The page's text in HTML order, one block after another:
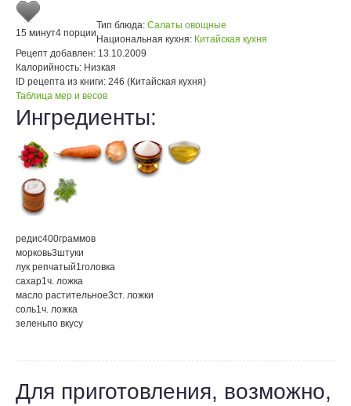
15 минут4 порции
Тип блюда: Салаты овощные
Национальная кухня: Китайская кухня
Рецепт добавлен: 13.10.2009
Калорийность: Низкая
ID рецепта из книги: 246 (Китайская кухня)
Таблица мер и весов
Ингредиенты:
редис400граммов
морковь3штуки
лук репчатый1головка
сахар1ч. ложка
масло растительное3ст. ложки
соль1ч. ложка
зеленьпо вкусу
Для приготовления, возможно,